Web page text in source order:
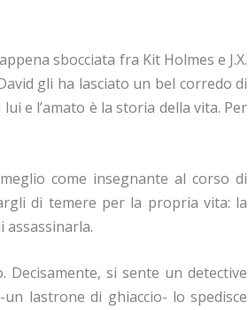
sbocciata fra Kit Holmes e J.X.
gli ha lasciato un bel corredo di
e l’amato è la storia della vita. Per
come insegnante al corso di
di temere per la propria vita: la
assassinarla.
si sente un detective
lastrone di ghiaccio- lo spedisce